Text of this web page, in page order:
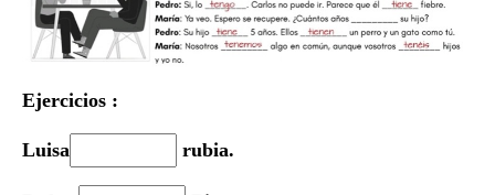
Ejercicios :
Luisa rubia.